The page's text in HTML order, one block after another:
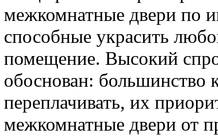
межкомнатные двери по
способные украсить
помещение. Высокий
обоснован: большинство
переплачивать, их
межкомнатные двери от